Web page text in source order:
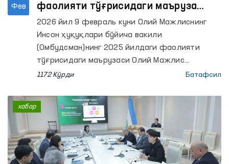
Фев
фаолияти тўғрисидаги маъруза
фракциялар йиғилишларида
муҳокама қилинди
2026 йил 9 февраль куни Олий Мажлиснинг
Инсон ҳуқуқлари бўйича вакили
(Омбудсман)нинг 2025 йилдаги фаолияти
тўғрисидаги маърузаси Олий Мажлис
Қонунчилик палатасидаги Ўзбекистон
демократик партияси, Ўзбекистон Халқ
демократик партияси, “Адолат” социал-
демократик партияси ҳамда ЎзЛиДеП
фракциялари йиғилишларида кўриб чиқилди.
1172 Кўрди Батафсил
хабар